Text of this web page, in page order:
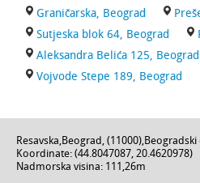
Graničarska, Beograd
Sutjeska blok 64, Beograd
Aleksandra Belića 125, Beograd
Vojvode Stepe 189, Beograd
Resavska,Beograd, (11000),
Koordinate: (44.8047087, 20.4620978)
Nadmorska visina: 111,26m